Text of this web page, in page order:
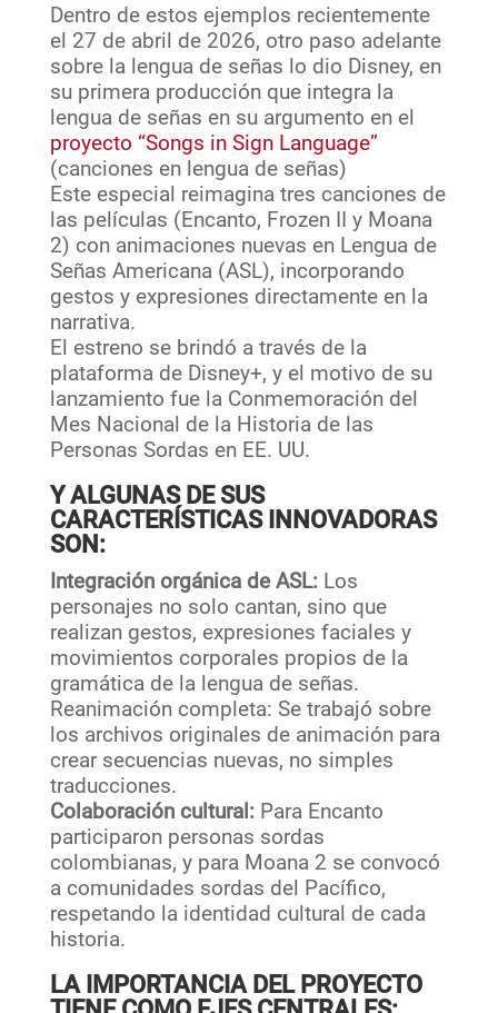
Dentro de estos ejemplos recientemente
el 27 de abril de 2026, otro paso adelante
sobre la lengua de señas lo dio Disney, en
su primera producción que integra la
lengua de señas en su argumento en el
proyecto “Songs in Sign Language”
(canciones en lengua de señas)
Este especial reimagina tres canciones de
las películas (Encanto, Frozen II y Moana
2) con animaciones nuevas en Lengua de
Señas Americana (ASL), incorporando
gestos y expresiones directamente en la
narrativa.
El estreno se brindó a través de la
plataforma de Disney+, y el motivo de su
lanzamiento fue la Conmemoración del
Mes Nacional de la Historia de las
Personas Sordas en EE. UU.
Y ALGUNAS DE SUS
CARACTERÍSTICAS INNOVADORAS
SON:
Integración orgánica de ASL: Los
personajes no solo cantan, sino que
realizan gestos, expresiones faciales y
movimientos corporales propios de la
gramática de la lengua de señas.
Reanimación completa: Se trabajó sobre
los archivos originales de animación para
crear secuencias nuevas, no simples
traducciones.
Colaboración cultural: Para Encanto
participaron personas sordas
colombianas, y para Moana 2 se convocó
a comunidades sordas del Pacífico,
respetando la identidad cultural de cada
historia.
LA IMPORTANCIA DEL PROYECTO